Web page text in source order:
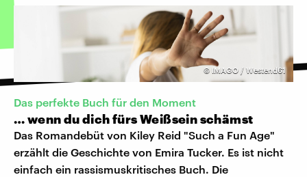
© IMAGO / Westend61
Das perfekte Buch für den Moment
… wenn du dich fürs Weißsein schämst
Das Romandebüt von Kiley Reid "Such a Fun Age"
erzählt die Geschichte von Emira Tucker. Es ist nicht
einfach ein rassismuskritisches Buch. Die